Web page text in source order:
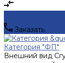
Заказать
Категория "ФП"
Внешний вид